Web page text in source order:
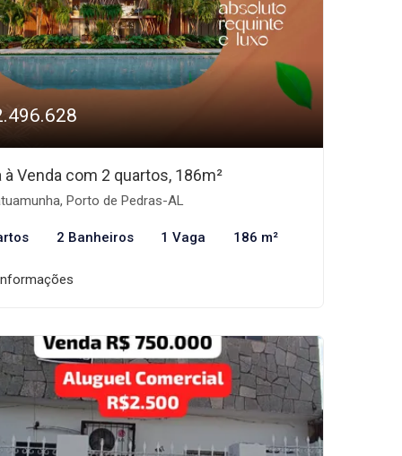
à Venda com 2 quartos, 186m²
Porto de Pedras-AL
2 Banheiros 1 Vaga 186 m²